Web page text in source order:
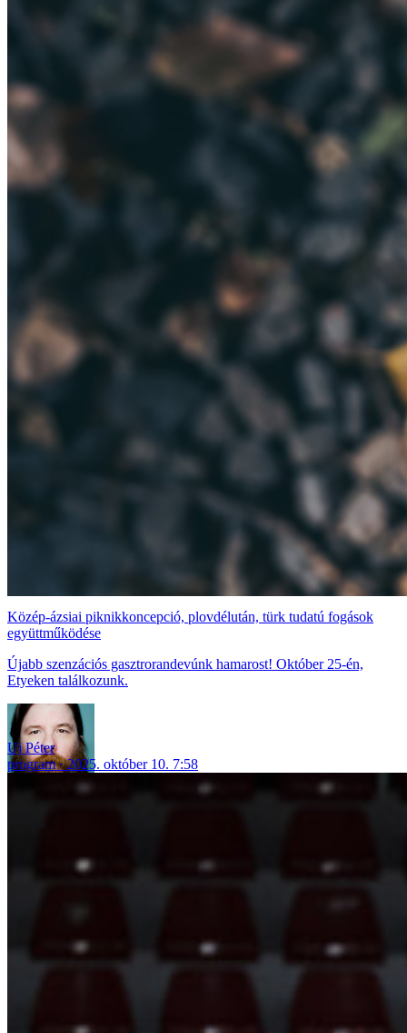
Közép-ázsiai piknikkoncepció, plovdélután, türk tudatú fogások
együttműködése
Újabb szenzációs gasztrorandevúnk hamarost! Október 25-én,
Etyeken találkozunk.
Uj Péter
program
2025. október 10. 7:58